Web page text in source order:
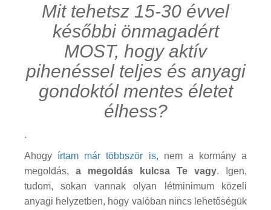
Mit tehetsz 15-30 évvel
későbbi önmagadért
MOST, hogy aktív
pihenéssel teljes és anyagi
gondoktól mentes életet
élhess?
.
Ahogy írtam már többször is, nem a kormány a
megoldás, a megoldás kulcsa Te vagy. Igen,
tudom, sokan vannak olyan létminimum közeli
anyagi helyzetben, hogy valóban nincs lehetőségük